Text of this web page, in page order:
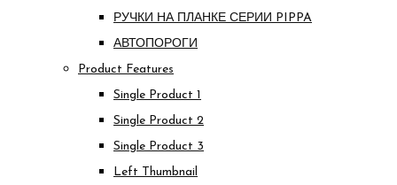
РУЧКИ НА ПЛАНКЕ СЕРИИ PIPPA
АВТОПОРОГИ
Product Features
Single Product 1
Single Product 2
Single Product 3
Left Thumbnail